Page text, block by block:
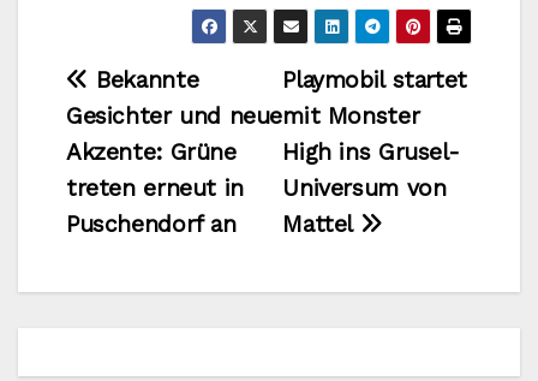
Beitragsnavigation
Playmobil startet
mit Monster
High ins Grusel-
Universum von
Mattel
Bekannte
Gesichter und neue
Akzente: Grüne
treten erneut in
Puschendorf an